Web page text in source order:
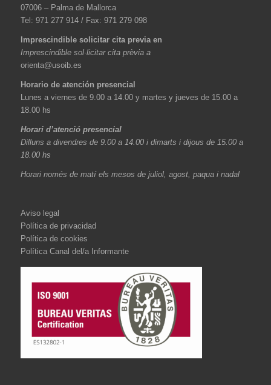
07006 – Palma de Mallorca
Tel: 971 277 914 / Fax: 971 279 098
Imprescindible solicitar cita previa en
Imprescindible sol·licitar cita prèvia a
orienta@usoib.es
Horario de atención presencial
Lunes a viernes de 9.00 a 14.00 y martes y jueves de 15.00 a
18.00 hs
Horari d’atenció presencial
Dilluns a divendres de 9.00 a 14.00 i dimarts i dijous de 15.00 a
18.00 hs
Horari només de matí els mesos de juliol, agost, paqua i nadal
Aviso legal
Política de privacidad
Política de cookies
Política Canal del/a Informante